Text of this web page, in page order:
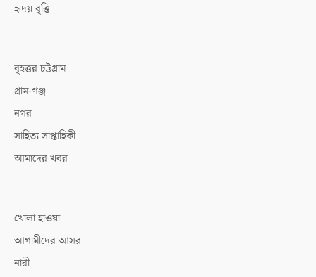
হৃদয় বৃত্তি
বৃহত্তর চট্টগ্রাম
গ্রাম-গঞ্জ
নগর
সাহিত্য সাপ্তাহিকী
আমাদের খবর
খোলা হাওয়া
আগামীদের আসর
নারী